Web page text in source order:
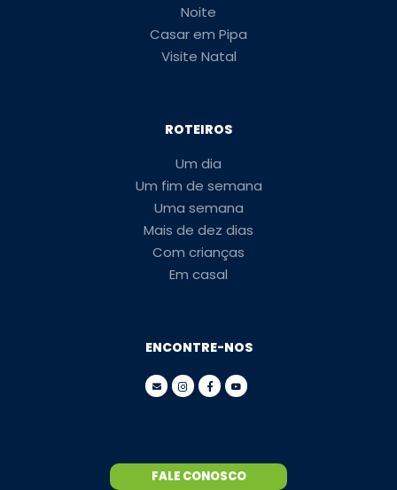
Noite
Casar em Pipa
Visite Natal
ROTEIROS
Um dia
Um fim de semana
Uma semana
Mais de dez dias
Com crianças
Em casal
ENCONTRE-NOS
FALE CONOSCO